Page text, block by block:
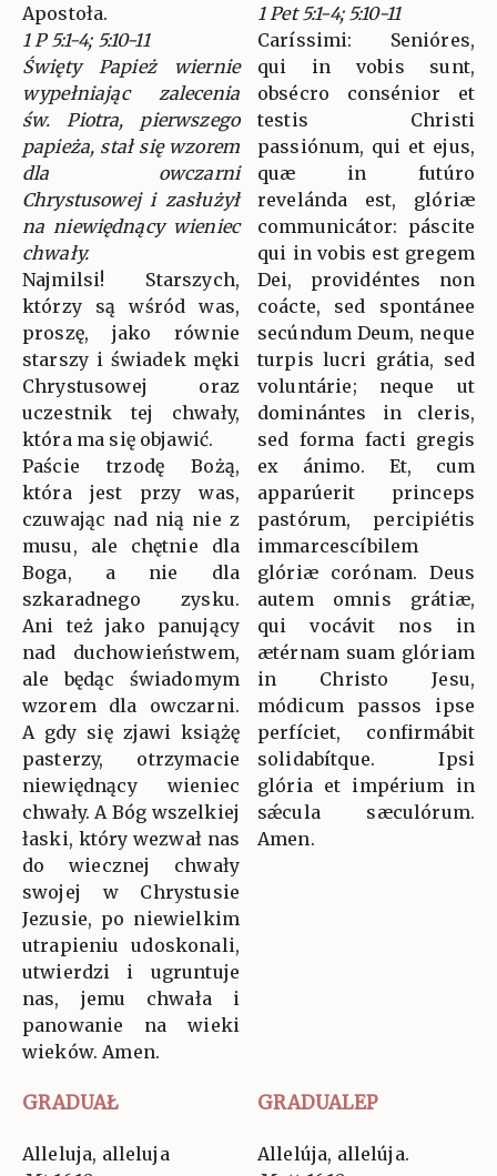
Apostoła.
1 P 5:1-4; 5:10-11
Święty Papież wiernie
wypełniając zalecenia
św. Piotra, pierwszego
papieża, stał się wzorem
dla owczarni
Chrystusowej i zasłużył
na niewiędnący wieniec
chwały.
Najmilsi! Starszych,
którzy są wśród was,
proszę, jako równie
starszy i świadek męki
Chrystusowej oraz
uczestnik tej chwały,
która ma się objawić.
Paście trzodę Bożą,
która jest przy was,
czuwając nad nią nie z
musu, ale chętnie dla
Boga, a nie dla
szkaradnego zysku.
Ani też jako panujący
nad duchowieństwem,
ale będąc świadomym
wzorem dla owczarni.
A gdy się zjawi książę
pasterzy, otrzymacie
niewiędnący wieniec
chwały. A Bóg wszelkiej
łaski, który wezwał nas
do wiecznej chwały
swojej w Chrystusie
Jezusie, po niewielkim
utrapieniu udoskonali,
utwierdzi i ugruntuje
nas, jemu chwała i
panowanie na wieki
wieków. Amen.
1 Pet 5:1-4; 5:10-11
Caríssimi: Senióres,
qui in vobis sunt,
obsécro consénior et
testis Christi
passiónum, qui et ejus,
quæ in futúro
revelánda est, glóriæ
communicátor: páscite
qui in vobis est gregem
Dei, providéntes non
coácte, sed spontánee
secúndum Deum, neque
turpis lucri grátia, sed
voluntárie; neque ut
dominántes in cleris,
sed forma facti gregis
ex ánimo. Et, cum
apparúerit princeps
pastórum, percipiétis
immarcescíbilem
glóriæ corónam. Deus
autem omnis grátiæ,
qui vocávit nos in
ætérnam suam glóriam
in Christo Jesu,
módicum passos ipse
perfíciet, confirmábit
solidabítque. Ipsi
glória et impérium in
sǽcula sæculórum.
Amen.
GRADUAŁ GRADUALEP
Alleluja, alleluja
Allelúja, allelúja.